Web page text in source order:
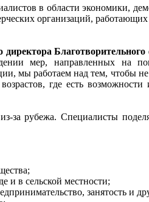
в области экономики,
организаций,
мер, направленных на
работаем над тем, чтобы не
где есть
за рубежа. Специалисты
и в сельской местности;
занятость и